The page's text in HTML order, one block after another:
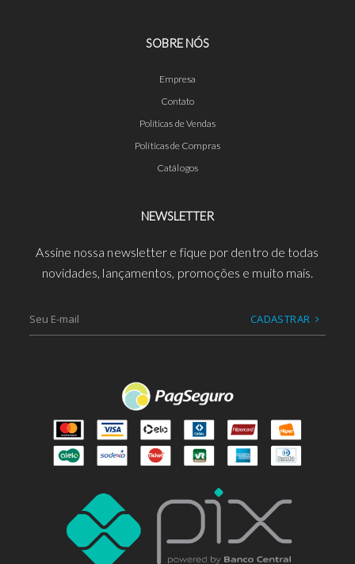
SOBRE NÓS
Empresa
Contato
Políticas de Vendas
Políticas de Compras
Catálogos
NEWSLETTER
Assine nossa newsletter e fique por dentro de todas
novidades, lançamentos, promoções e muito mais.
CADASTRAR